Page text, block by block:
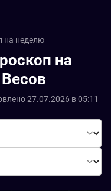
на неделю
на
27.07.2026 в 05:11